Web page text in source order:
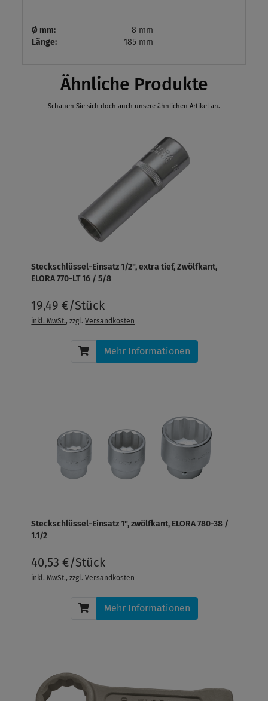
Ø mm:
8 mm
Länge:
185 mm
Ähnliche Produkte
Schauen Sie sich doch auch unsere ähnlichen Artikel an.
Steckschlüssel-Einsatz 1/2", extra tief, Zwölfkant,
ELORA 770-LT 16 / 5/8
19,49 €/Stück
inkl. MwSt., zzgl.Versandkosten
Mehr Informationen
Steckschlüssel-Einsatz 1", zwölfkant, ELORA 780-38 /
1.1/2
40,53 €/Stück
inkl. MwSt., zzgl.Versandkosten
Mehr Informationen